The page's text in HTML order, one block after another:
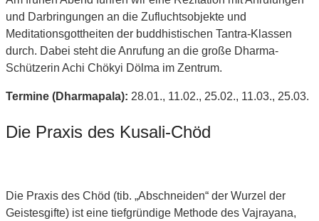
und Darbringungen an die Zufluchtsobjekte und
Meditationsgottheiten der buddhistischen Tantra-Klassen
durch. Dabei steht die Anrufung an die große Dharma-
Schützerin Achi Chökyi Dölma im Zentrum.
Termine (Dharmapala): 28.01., 11.02., 25.02., 11.03., 25.03.
Die Praxis des Kusali-Chöd
Die Praxis des Chöd (tib. „Abschneiden“ der Wurzel der
Geistesgifte) ist eine tiefgründige Methode des Vajrayana,